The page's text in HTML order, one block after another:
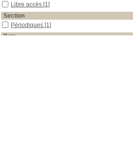
Libre accès [1]
Section
Périodiques [1]
Date